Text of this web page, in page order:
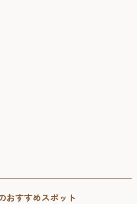
おすすめスポット